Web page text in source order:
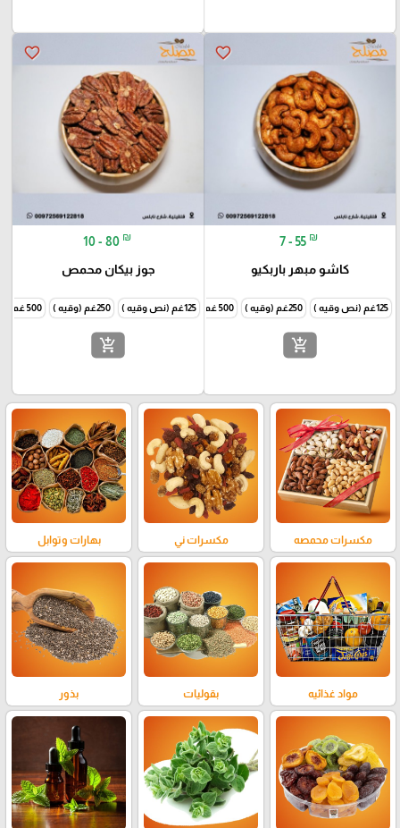
favorite_border
7 - 55 ₪
كاشو مبهر باربكيو
125غم (نص وقيه ) 250غم (وقيه ) 500 غم ( نص كيلو ) 1000غم (كيلو )
add_shopping_cart
favorite_border
10 - 80 ₪
جوز بيكان محمص
125غم (نص وقيه ) 250غم (وقيه ) 500 غم ( نص كيلو )
add_shopping_cart
مكسرات محمصه مكسرات ني بهارات وتوابل
مواد غذائيه بقوليات بذور